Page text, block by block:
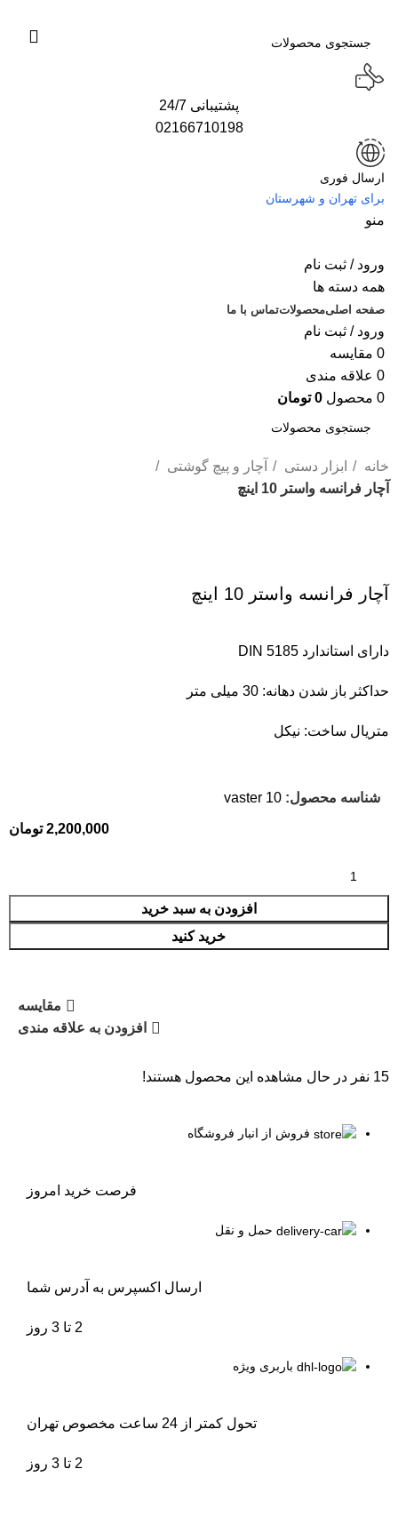
پشتیبانی 24/7
02166710198
ارسال فوری
برای تهران و شهرستان
منو
ورود / ثبت نام
همه دسته ها
صفحه اصلیمحصولاتتماس با ما
ورود / ثبت نام
0 مقایسه
0 علاقه مندی
0 محصول 0 تومان
خانه ابزار دستی
آچار و پیچ گوشتی
آچار فرانسه واستر 10 اینچ
آچار فرانسه واستر 10 اینچ
دارای استاندارد DIN 5185
حداکثر باز شدن دهانه: 30 میلی متر
متریال ساخت: نیکل
شناسه محصول:vaster 10
تومان
افزودن به سبد خرید
خرید کنید
مقایسه
افزودن به علاقه مندی
15 نفر در حال مشاهده این محصول هستند!
فروش از انبار فروشگاه
فرصت خرید امروز
حمل و نقل
ارسال اکسپرس به آدرس شما
2 تا 3 روز
باربری ویژه
تحول کمتر از 24 ساعت مخصوص تهران
2 تا 3 روز